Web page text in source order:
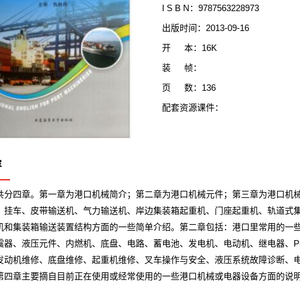
I S B N：9787563228973
出版时间：2013-09-16
开 本：16K
装 帧：
页 数：136
配套资源课件：
分四章。第一章为港口机械简介；第二章为港口机械元件；第三章为港口
挂车、皮带输送机、气力输送机、岸边集装箱起重机、门座起重机、轨道
和集装箱输送装置结构方面的一些简单介绍。第二章包括：港口里常用的一
器、液压元件、内燃机、底盘、电路、蓄电池、发电机、电动机、继电器
动机维修、底盘维修、起重机维修、叉车操作与安全、液压系统故障诊断
四章主要摘自目前正在使用或经常使用的一些港口机械或电器设备方面的说明